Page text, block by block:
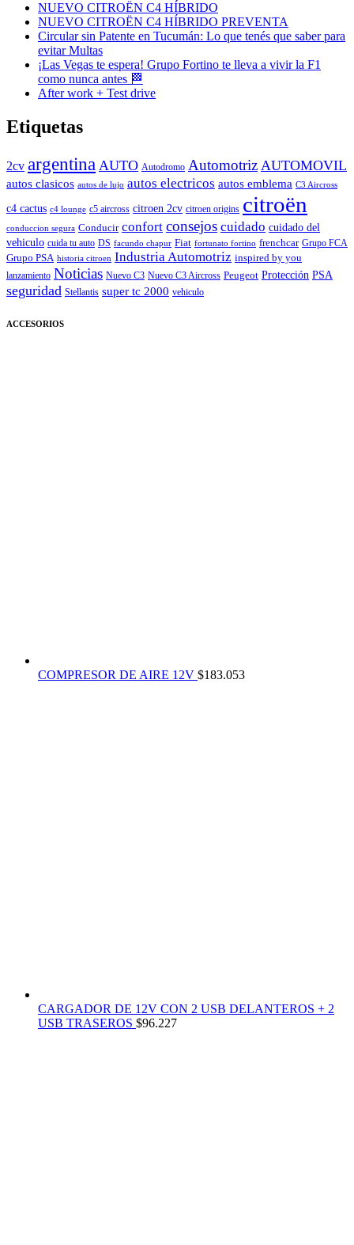
NUEVO CITROËN C4 HÍBRIDO
NUEVO CITROËN C4 HÍBRIDO PREVENTA
Circular sin Patente en Tucumán: Lo que tenés que saber para
evitar Multas
¡Las Vegas te espera! Grupo Fortino te lleva a vivir la F1
como nunca antes 🏁
After work + Test drive
Etiquetas
2cv argentina AUTO Autodromo Automotriz AUTOMOVIL
autos clasicos autos de lujo autos electricos autos emblema C3 Aircross
c4 cactus c4 lounge c5 aircross citroen 2cv citroen origins citroën
conduccion segura Conducir confort consejos cuidado cuidado del
vehiculo cuida tu auto DS facundo chapur Fiat fortunato fortino frenchcar Grupo FCA
Grupo PSA historia citroen Industria Automotriz inspired by you
lanzamiento Noticias Nuevo C3 Nuevo C3 Aircross Peugeot Protección PSA
seguridad Stellantis super tc 2000 vehiculo
ACCESORIOS
COMPRESOR DE AIRE 12V $183.053
CARGADOR DE 12V CON 2 USB DELANTEROS + 2
USB TRASEROS $96.227